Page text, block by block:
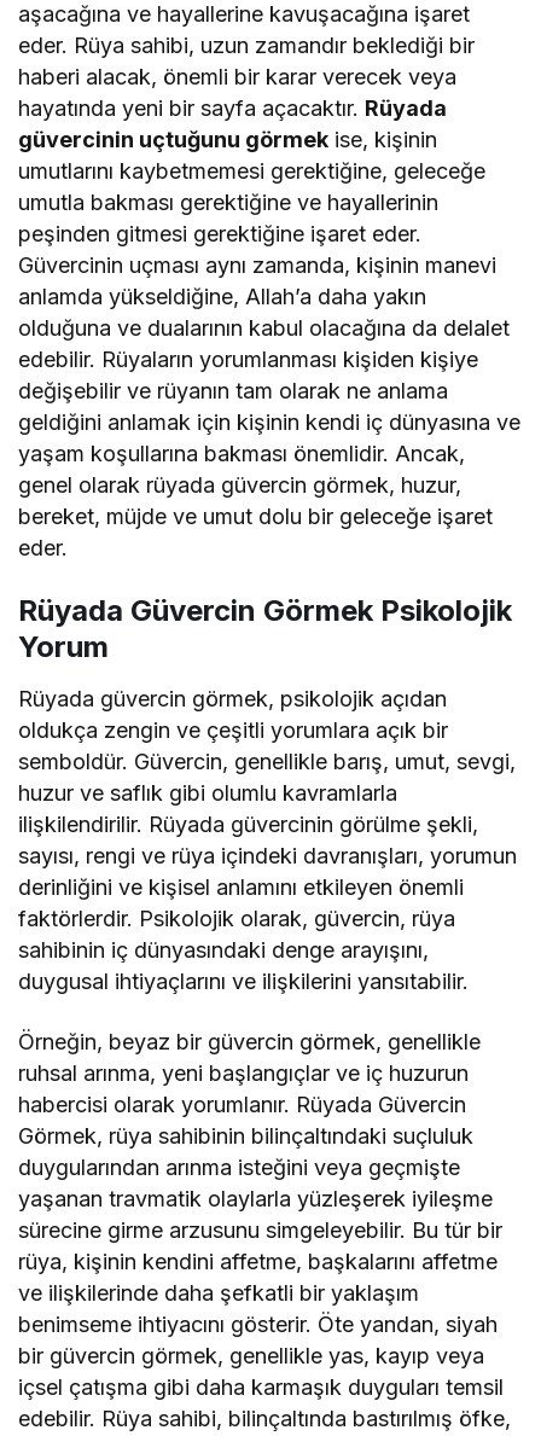
aşacağına ve hayallerine kavuşacağına işaret
eder. Rüya sahibi, uzun zamandır beklediği bir
haberi alacak, önemli bir karar verecek veya
hayatında yeni bir sayfa açacaktır. Rüyada
güvercinin uçtuğunu görmek ise, kişinin
umutlarını kaybetmemesi gerektiğine, geleceğe
umutla bakması gerektiğine ve hayallerinin
peşinden gitmesi gerektiğine işaret eder.
Güvercinin uçması aynı zamanda, kişinin manevi
anlamda yükseldiğine, Allah’a daha yakın
olduğuna ve dualarının kabul olacağına da delalet
edebilir. Rüyaların yorumlanması kişiden kişiye
değişebilir ve rüyanın tam olarak ne anlama
geldiğini anlamak için kişinin kendi iç dünyasına ve
yaşam koşullarına bakması önemlidir. Ancak,
genel olarak rüyada güvercin görmek, huzur,
bereket, müjde ve umut dolu bir geleceğe işaret
eder.
Rüyada Güvercin Görmek Psikolojik
Yorum
Rüyada güvercin görmek, psikolojik açıdan
oldukça zengin ve çeşitli yorumlara açık bir
semboldür. Güvercin, genellikle barış, umut, sevgi,
huzur ve saflık gibi olumlu kavramlarla
ilişkilendirilir. Rüyada güvercinin görülme şekli,
sayısı, rengi ve rüya içindeki davranışları, yorumun
derinliğini ve kişisel anlamını etkileyen önemli
faktörlerdir. Psikolojik olarak, güvercin, rüya
sahibinin iç dünyasındaki denge arayışını,
duygusal ihtiyaçlarını ve ilişkilerini yansıtabilir.
Örneğin, beyaz bir güvercin görmek, genellikle
ruhsal arınma, yeni başlangıçlar ve iç huzurun
habercisi olarak yorumlanır. Rüyada Güvercin
Görmek, rüya sahibinin bilinçaltındaki suçluluk
duygularından arınma isteğini veya geçmişte
yaşanan travmatik olaylarla yüzleşerek iyileşme
sürecine girme arzusunu simgeleyebilir. Bu tür bir
rüya, kişinin kendini affetme, başkalarını affetme
ve ilişkilerinde daha şefkatli bir yaklaşım
benimseme ihtiyacını gösterir. Öte yandan, siyah
bir güvercin görmek, genellikle yas, kayıp veya
içsel çatışma gibi daha karmaşık duyguları temsil
edebilir. Rüya sahibi, bilinçaltında bastırılmış öfke,